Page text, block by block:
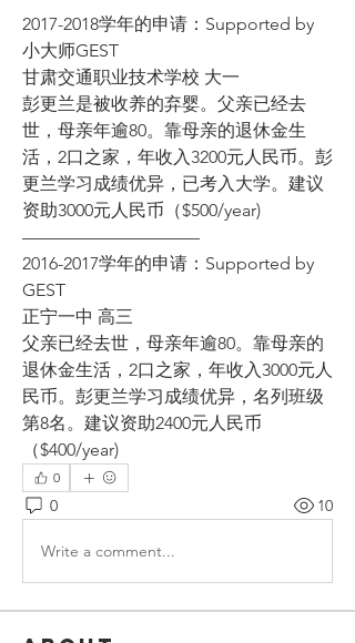
2017-2018学年的申请：Supported by
小大师GEST
甘肃交通职业技术学校 大一
彭更兰是被收养的弃婴。父亲已经去
世，母亲年逾80。靠母亲的退休金生
活，2口之家，年收入3200元人民币。彭
更兰学习成绩优异，已考入大学。建议
资助3000元人民币（$500/year)
——————————
2016-2017学年的申请：Supported by
GEST
正宁一中 高三
父亲已经去世，母亲年逾80。靠母亲的
退休金生活，2口之家，年收入3000元人
民币。彭更兰学习成绩优异，名列班级
第8名。建议资助2400元人民币
（$400/year)
0
0 10
Write a comment...